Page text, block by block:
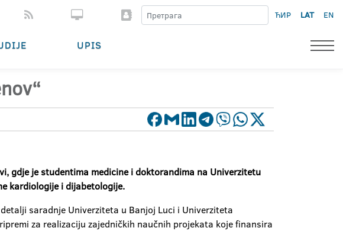
ЋИР LAT EN
UPIS
gdje je studentima medicine i doktorandima na Univerzitetu
kardiologije i dijabetologije.
saradnje Univerziteta u Banjoj Luci i Univerziteta
za realizaciju zajedničkih naučnih projekata koje finansira